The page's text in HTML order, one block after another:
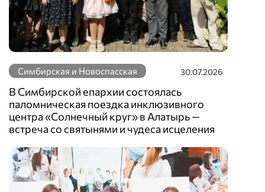
Симбирская и Новоспасская 30.07.2026
В Симбирской епархии состоялась
паломническая поездка инклюзивного
центра «Солнечный круг» в Алатырь —
встреча со святынями и чудеса исцеления